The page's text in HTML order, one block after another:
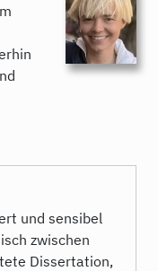
und sensibel
zwischen
Dissertation,